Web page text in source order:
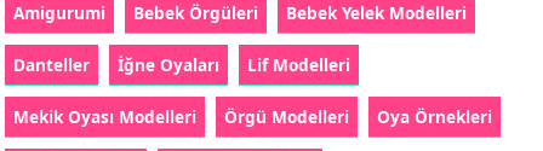
Amigurumi Bebek Örgüleri Bebek Yelek Modelleri
Danteller İğne Oyaları Lif Modelleri
Mekik Oyası Modelleri Örgü Modelleri Oya Örnekleri